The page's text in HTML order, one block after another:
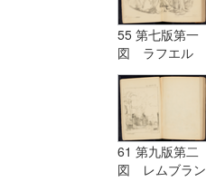
55 第七版第一
図 ラフエル
Raffaelle
61 第九版第二
図 レムブラン